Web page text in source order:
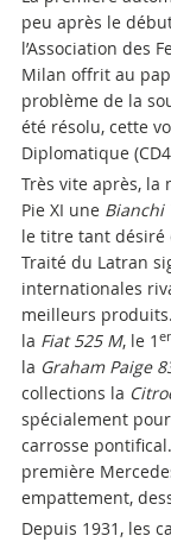
peu après le
l’Association des
Milan offrit au
problème de la
été résolu, cette
Diplomatique
Très vite après,
Pie XI une Bianchi
le titre tant désiré
Traité du Latran
internationales
meilleurs
la Fiat 525 M, le 1 er
la Graham Paige
collections la
spécialement
carrosse
première
empattement,
Depuis 1931, les